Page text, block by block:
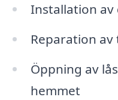
Installation av
Reparation av
Öppning av
hemmet